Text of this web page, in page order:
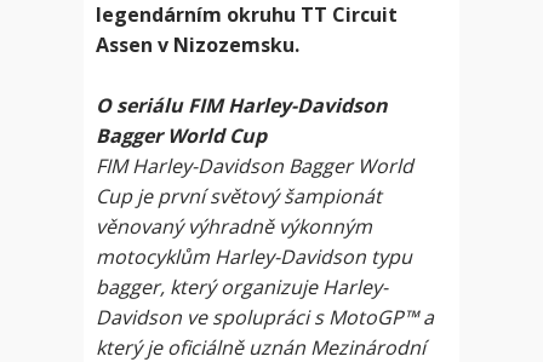
legendárním okruhu TT Circuit
Assen v Nizozemsku.
O seriálu FIM Harley-Davidson
Bagger World Cup
FIM Harley-Davidson Bagger World
Cup je první světový šampionát
věnovaný výhradně výkonným
motocyklům Harley-Davidson typu
bagger, který organizuje Harley-
Davidson ve spolupráci s MotoGP™ a
který je oficiálně uznán Mezinárodní